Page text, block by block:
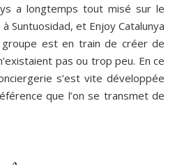
a longtemps tout misé sur le
Suntuosidad, et Enjoy Catalunya
est en train de créer de
pas ou trop peu. En ce
s’est vite développée
que l’on se transmet de